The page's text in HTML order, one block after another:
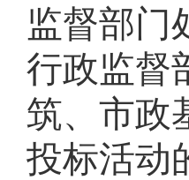
监督部门
行政监督
筑、市政
投标活动